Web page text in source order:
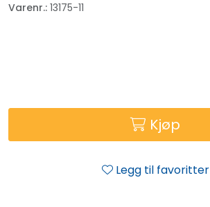
Varenr.: 13175-11
Kjøp
Legg til favoritter